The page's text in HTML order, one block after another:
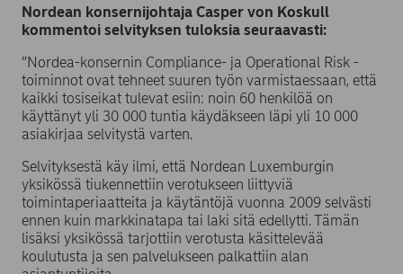
Nordean konsernijohtaja Casper von Koskull
kommentoi selvityksen tuloksia seuraavasti:
”Nordea-konsernin Compliance- ja Operational Risk -
toiminnot ovat tehneet suuren työn varmistaessaan, että
kaikki tosiseikat tulevat esiin: noin 60 henkilöä on
käyttänyt yli 30 000 tuntia käydäkseen läpi yli 10 000
asiakirjaa selvitystä varten.
Selvityksestä käy ilmi, että Nordean Luxemburgin
yksikössä tiukennettiin verotukseen liittyviä
toimintaperiaatteita ja käytäntöjä vuonna 2009 selvästi
ennen kuin markkinatapa tai laki sitä edellytti. Tämän
lisäksi yksikössä tarjottiin verotusta käsittelevää
koulutusta ja sen palvelukseen palkattiin alan